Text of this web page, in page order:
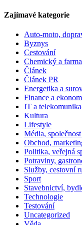
Zajímavé kategorie
Auto-moto,
Byznys
Cestování
Chemický a
Článek
Článek PR
Energetika a
Finance a
IT a
Kultura
Lifestyle
Média,
Obchod,
Politika, veřejná
Potraviny,
Služby, cestovní
Sport
Stavebnictví,
Technologie
Testování
Uncategorized